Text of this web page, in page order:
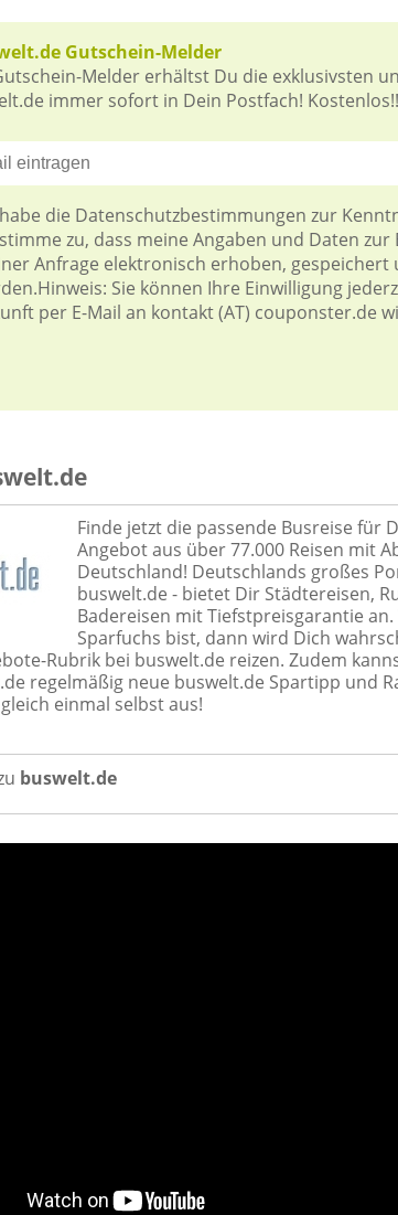
Gutschein-Melder
Melder erhältst Du die exklusivsten
immer sofort in Dein Postfach!
die Datenschutzbestimmungen zur
zu, dass meine Angaben und Daten
Anfrage elektronisch erhoben,
Sie können Ihre Einwilligung
per E-Mail an kontakt (AT) couponster.de
Finde jetzt die passende Busreise für
Angebot aus über 77.000 Reisen mit
Deutschland! Deutschlands großes
buswelt.de - bietet Dir Städtereisen,
Badereisen mit Tiefstpreisgarantie
Sparfuchs bist, dann wird Dich
Rubrik bei buswelt.de reizen. Zudem
regelmäßig neue buswelt.de Spartipp und
einmal selbst aus!
buswelt.de